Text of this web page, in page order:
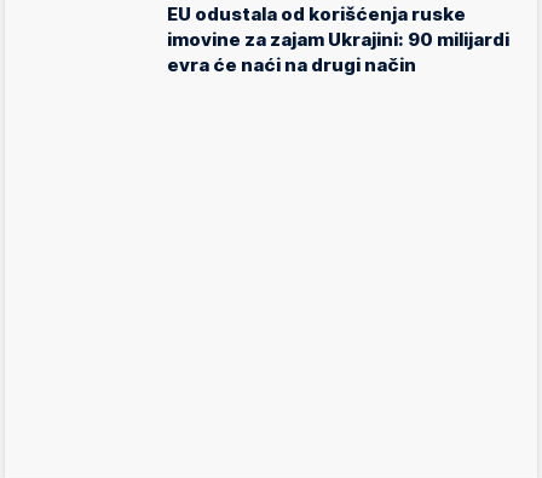
EU odustala od korišćenja ruske
imovine za zajam Ukrajini: 90 milijardi
evra će naći na drugi način